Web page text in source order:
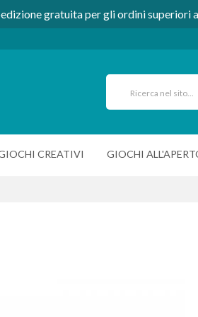
gratuita per gli ordini superiori
CREATIVI GIOCHI